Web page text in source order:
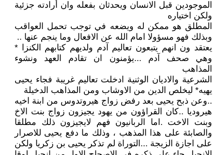
الموجودين قبل الانسان ويحدثان بفعله وان أرادته جزئية
ولكن اختياره
المطلق هو ممكن له ويضعه في توجب تحمل العواقب
وبذلك فهو مسؤولا امام الله عن الافعال وما ينجم عنها ..
يعتقد ون انهم يتبعون تعاليم آدم ولديهم كتابهم الكنزا *
وهي صحف آدم ...يؤمنون ان تقادم العهد ونشوء
المذاهب
الشرعية والاديان الوثنية ادخلت تعاليم غريبة فجاء يحيى
يهيه* ليخلص الدين من الاوشاب ومن المذاهب الدخيلة
..وعن ذبح يحيى بعد رفض زواج هيروتدوس من ابنة اخيه
هيروديا ..كان القراؤون من يهود يجيزون زواج بنت الاخ
وبنت الاخت .اما الربانيون فهم لايجيزون ذلك مطلقا
والصابئة على هذا المذهب ، وذلك ما دفع يحيى للاصرار
على اجازة الزيجة ...التوراة لم تذكر يحيى بن زكريا ولكن